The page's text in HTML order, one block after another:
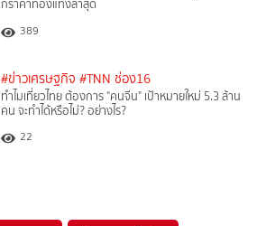
กราคาทองแท่งล่าสุด
389
#ข่าวเศรษฐกิจ #TNN ช่อง16
ทำไมเที่ยวไทย ต้องการ "คนจีน" เป้าหมายใหม่ 5.3 ล้าน
คน จะทำได้หรือไม่? อย่างไร?
22